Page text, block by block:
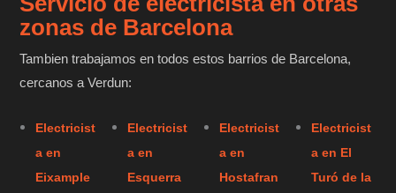
zonas de Barcelona
Tambien trabajamos en todos estos barrios de Barcelona,
cercanos a Verdun:
Electricist
a en
Eixample
Electricist
a en
Esquerra
Electricist
a en
Hostafran
Electricist
a en El
Turó de la